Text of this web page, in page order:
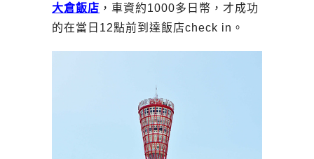
大倉飯店 ，車資約1000多日幣，才成功
的在當日12點前到達飯店check in。